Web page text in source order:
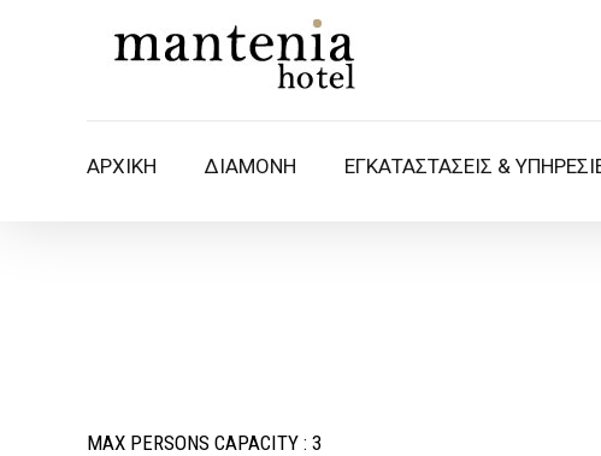
ΑΡΧΙΚΗ ΔΙΑΜΟΝΗ ΕΓΚΑΤΑΣΤΑΣΕΙΣ &
MAX PERSONS CAPACITY : 3